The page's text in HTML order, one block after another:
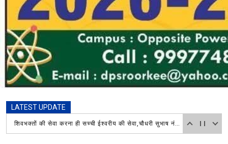
LATEST UPDATE
आज दिनांक 7 अगस्त 2026 को तहसील शिव मंदिर में हरिद्वार माँ गंगाजल लेने आए शिवभक्त कावड़ियों का अपने अपने गंतव्य जाने दौरान